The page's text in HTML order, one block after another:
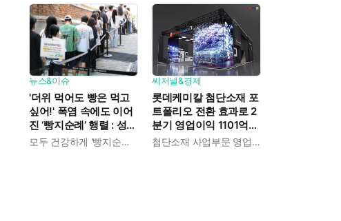
뉴스&이슈
'더위 먹어도 빵은 먹고
싶어!' 폭염 속에도 이어
진 ‘빵지순례’ 행렬 : 성심
당이 대기 손님 위해 준모두 건강하게 '빵지순례' 마치시길.
씨저널&경제
롯데케미칼 첨단소재 포
트폴리오 전환 효과로 2
분기 영업이익 1101억
흑자전환 : 대산·여수 사첨단소재 사업부문 영업이익 1325억 원